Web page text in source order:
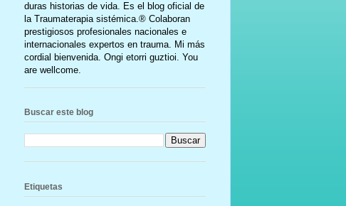
duras historias de vida. Es el blog oficial de
la Traumaterapia sistémica.® Colaboran
prestigiosos profesionales nacionales e
internacionales expertos en trauma. Mi más
cordial bienvenida. Ongi etorri guztioi. You
are wellcome.
Buscar este blog
Etiquetas